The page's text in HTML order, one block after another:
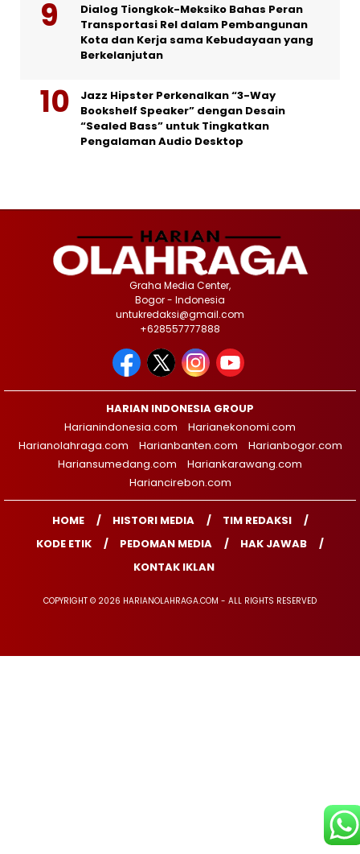
Dialog Tiongkok-Meksiko Bahas Peran
Transportasi Rel dalam Pembangunan
Kota dan Kerja sama Kebudayaan yang
Berkelanjutan
Jazz Hipster Perkenalkan “3-Way
Bookshelf Speaker” dengan Desain
“Sealed Bass” untuk Tingkatkan
Pengalaman Audio Desktop
Graha Media Center,
Bogor - Indonesia
untukredaksi@gmail.com
+628557777888
HARIAN INDONESIA GROUP
Harianindonesia.com
Harianekonomi.com
Harianolahraga.com
Harianbanten.com
Harianbogor.com
Hariansumedang.com
Hariankarawang.com
Hariancirebon.com
HOME HISTORI MEDIA
TIM REDAKSI
KODE ETIK
PEDOMAN MEDIA
HAK JAWAB
KONTAK IKLAN
COPYRIGHT © 2026 HARIANOLAHRAGA.COM - ALL RIGHTS RESERVED